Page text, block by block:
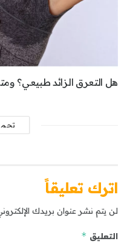
هل التعرق الزائد طبيعي؟
اترك تعليقاً
لن يتم نشر عنوان بريدك
التعليق *